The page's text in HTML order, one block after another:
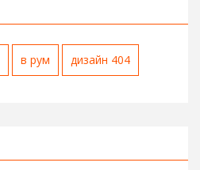
в рум дизайн 404